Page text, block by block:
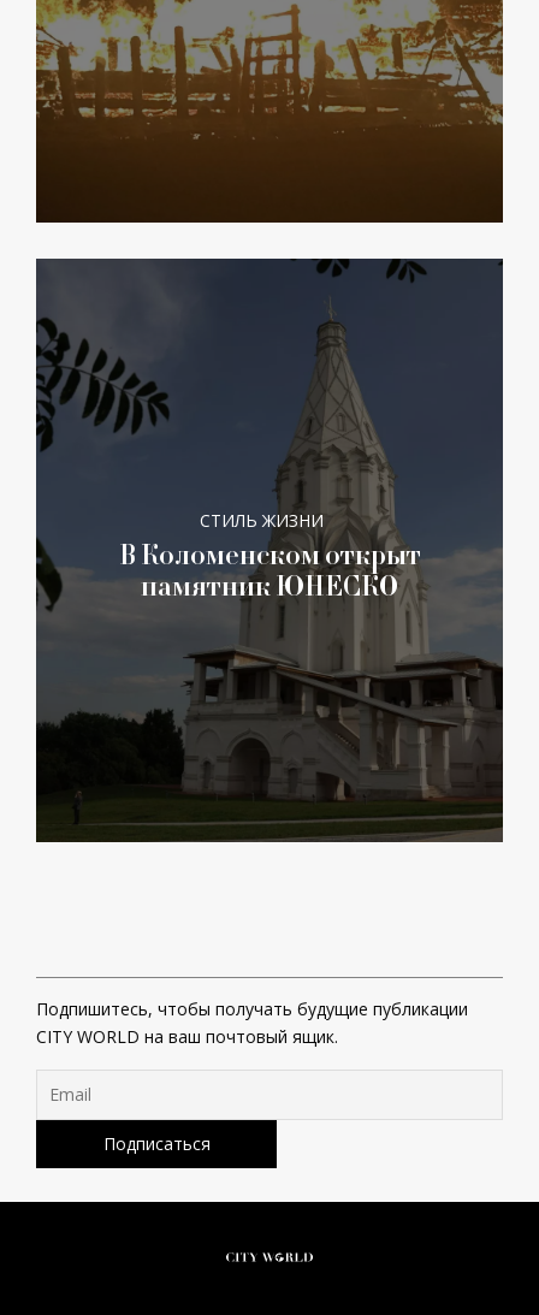
СТИЛЬ ЖИЗНИ
В Коломенском открыт
памятник ЮНЕСКО
Подпишитесь, чтобы получать будущие публикации
CITY WORLD на ваш почтовый ящик.